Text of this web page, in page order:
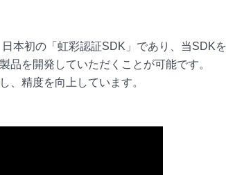
本初の「虹彩認証SDK」であり、当SDK
品を開発していただくことが可能です。
、精度を向上しています。